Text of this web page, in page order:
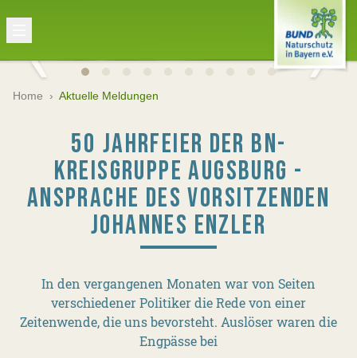
Home › Aktuelle Meldungen
50 JAHRFEIER DER BN-
KREISGRUPPE AUGSBURG -
ANSPRACHE DES VORSITZENDEN
JOHANNES ENZLER
In den vergangenen Monaten war von Seiten
verschiedener Politiker die Rede von einer
Zeitenwende, die uns bevorsteht. Auslöser waren die
Engpässe bei